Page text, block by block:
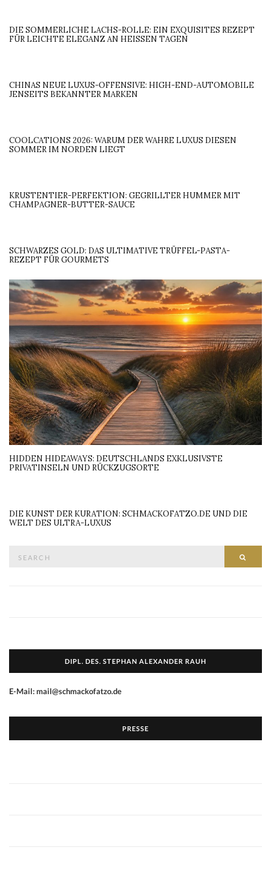
DIE SOMMERLICHE LACHS-ROLLE: EIN EXQUISITES REZEPT
FÜR LEICHTE ELEGANZ AN HEISSEN TAGEN
CHINAS NEUE LUXUS-OFFENSIVE: HIGH-END-AUTOMOBILE
JENSEITS BEKANNTER MARKEN
COOLCATIONS 2026: WARUM DER WAHRE LUXUS DIESEN
SOMMER IM NORDEN LIEGT
KRUSTENTIER-PERFEKTION: GEGRILLTER HUMMER MIT
CHAMPAGNER-BUTTER-SAUCE
SCHWARZES GOLD: DAS ULTIMATIVE TRÜFFEL-PASTA-
REZEPT FÜR GOURMETS
HIDDEN HIDEAWAYS: DEUTSCHLANDS EXKLUSIVSTE
PRIVATINSELN UND RÜCKZUGSORTE
DIE KUNST DER KURATION: SCHMACKOFATZO.DE UND DIE
WELT DES ULTRA-LUXUS
DIPL. DES. STEPHAN ALEXANDER RAUH
E-Mail: mail@schmackofatzo.de
PRESSE